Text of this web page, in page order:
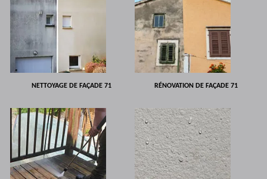
NETTOYAGE DE FAÇADE 71 RÉNOVATION DE FAÇADE 71